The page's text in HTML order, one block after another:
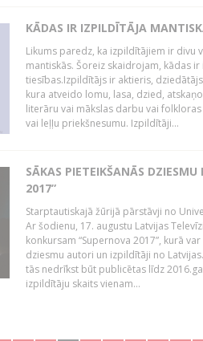
KĀDAS IR IZPILDĪTĀJA
Likums paredz, ka izpildītājiem ir divu
mantiskās. Šoreiz skaidrojam, kādas
tiesības.Izpildītājs ir aktieris,
kura atveido lomu, lasa, dzied,
literāru vai mākslas darbu vai
vai leļļu priekšnesumu. Izpildītāji...
SĀKAS PIETEIKŠANĀS
2017”
Starptautiskajā žūrijā pārstāvji no
Ar šodienu, 17. augustu Latvijas
konkursam “Supernova 2017”, kurā
dziesmu autori un izpildītāji no
tās nedrīkst būt publicētas līdz
izpildītāju skaits vienam...